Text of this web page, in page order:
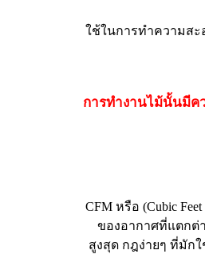
ใช้ในการทำความส
การทำงานไม้นั้นมีค
CFM หรือ (Cubic
ของอากาศที่แตกต่
สูงสุด กฎง่ายๆ ที่มัก